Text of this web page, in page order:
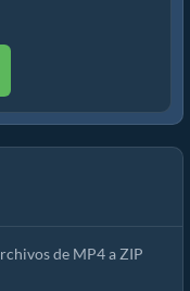
sencilla)
de MP4 a ZIP